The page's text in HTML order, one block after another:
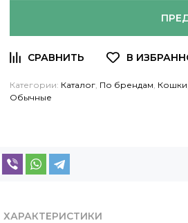
Категории: Каталог По брендам Кошки
Обычные
ХАРАКТЕРИСТИКИ